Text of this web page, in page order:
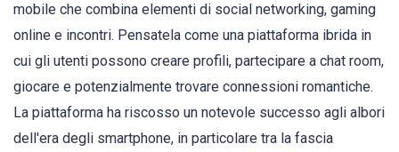
mobile che combina elementi di social networking, gaming
online e incontri. Pensatela come una piattaforma ibrida in
cui gli utenti possono creare profili, partecipare a chat room,
giocare e potenzialmente trovare connessioni romantiche.
La piattaforma ha riscosso un notevole successo agli albori
dell'era degli smartphone, in particolare tra la fascia